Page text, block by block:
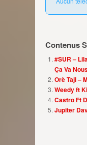
Contenus
#SUR –
Ça Va
Orè Taji –
Weedy ft
Castro Ft
Jupiter